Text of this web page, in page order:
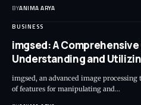
BYANIMA ARYA
BUSINESS
imgsed: A
Understanding and
imgsed, an advanced image
of features for manipulating and…